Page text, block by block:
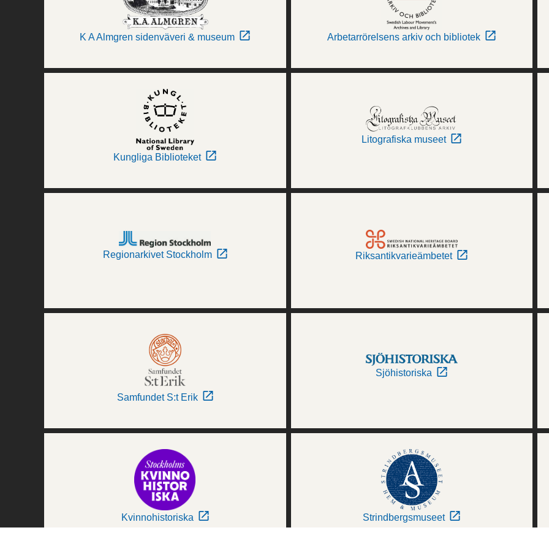
K A Almgren sidenväveri & museum Arbetarrörelsens arkiv och bibliotek
Kungliga Biblioteket
Litografiska museet
Regionarkivet Stockholm Riksantikvarieämbetet
Samfundet S:t Erik
Sjöhistoriska
Kvinnohistoriska Strindbergsmuseet